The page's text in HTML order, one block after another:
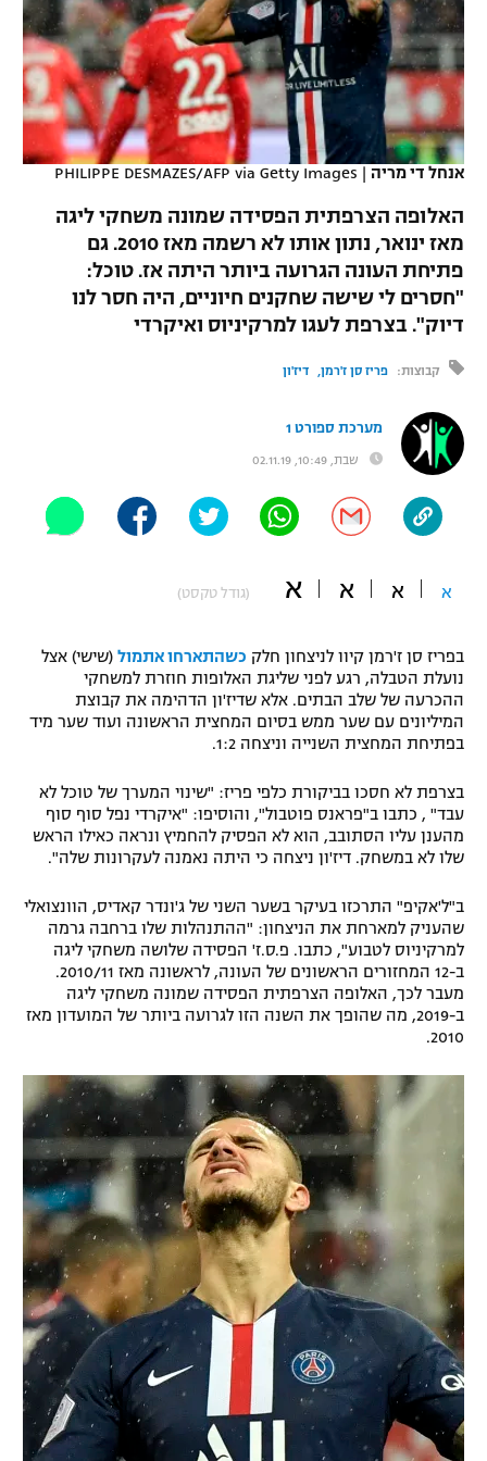
VOD
רץ ברשת
תוצאות
לוח שידורים
ברחבה
"מעל הליגה" – פודקאסט
"מחצית בשכונה" – פודקאסט
משתתפים וזוכים בפרסים
תקנון משתתפים וזוכים בפרסים
תקנון עבור פעילות אלקטרה
טניס
גיימינג E-Sports
תנאי שימוש
תקנון פעילות ספורט 1
רשיון להקרנה פומבית לבית עסק
לוח דרושים – ג'ובנט
תגיות
המגזין
נבחרת ישראל
מכבי חיפה
בית"ר ירושלים
מכבי תל אביב
הפועל תל אביב
הפועל חיפה
הפועל באר שבע
בני יהודה
ליגה ספרדית
ליגה איטלקית
ליגה צרפתית
ליגה הולנדית
ליגה טורקית
ליגה סינית
ליגה ברזילאית
ליגות נוספות
כדורסל נשים
מכבי תל אביב
הפועל חולון
הפועל ירושלים
דני אבדיה
יורוליג
יורוקאפ
טניס
כדוריד
כדורעף
שחייה
ג'ודו
אגרוף
ספורט אולימפי
UFC
היאבקות WWE
אופניים
ספורט מוטורי
פוטבול אמריקאי NFL
בייסבול MLB
ספורט אתגרי ואקסטרים
אומנויות לחימה
גיימינג E-Sports
אנחל די מריה |
PHILIPPE DESMAZES/AFP via Getty Images
האלופה הצרפתית הפסידה שמונה משחקי ליגה
מאז ינואר, נתון אותו לא רשמה מאז 2010. גם
פתיחת העונה הגרועה ביותר היתה אז. טוכל:
"חסרים לי שישה שחקנים חיוניים, היה חסר לנו
דיוק". בצרפת לעגו למרקיניוס ואיקרדי
קבוצות: פריז סן ז'רמן דיז'ון
מערכת ספורט 1
שבת, 10:49, 02.11.19
א א א א (גודל טקסט)
בפריז סן ז'רמן קיוו לניצחון חלק כשהתארחו אתמול (שישי) אצל
נועלת הטבלה, רגע לפני שליגת האלופות חוזרת למשחקי
ההכרעה של שלב הבתים. אלא שדיז'ון הדהימה את קבוצת
המיליונים עם שער ממש בסיום המחצית הראשונה ועוד שער מיד
בפתיחת המחצית השנייה וניצחה 1:2.
בצרפת לא חסכו בביקורת כלפי פריז: "שינוי המערך של טוכל לא
עבד" , כתבו ב"פראנס פוטבול", והוסיפו: "איקרדי נפל סוף סוף
מהענן עליו הסתובב, הוא לא הפסיק להחמיץ ונראה כאילו הראש
שלו לא במשחק. דיז'ון ניצחה כי היתה נאמנה לעקרונות שלה".
ב"ל'אקיפ" התרכזו בעיקר בשער השני של ג'ונדר קאדיס, הוונצואלי
שהעניק למארחת את הניצחון: "ההתנהלות שלו ברחבה גרמה
למרקיניוס לטבוע", כתבו. פ.ס.ז' הפסידה שלושה משחקי ליגה
ב-12 המחזורים הראשונים של העונה, לראשונה מאז 2010/11.
מעבר לכך, האלופה הצרפתית הפסידה שמונה משחקי ליגה
ב-2019, מה שהופך את השנה הזו לגרועה ביותר של המועדון מאז
2010.